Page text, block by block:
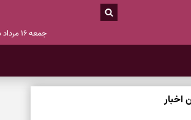
جمعه ۱۶ مرداد ۱۴۰۵
اخبار